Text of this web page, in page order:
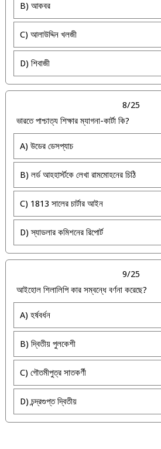
B) আকবর
C) আলাউদ্দিন খলজী
D) শিবাজী
8/25
ভারতে পাশ্চাত্য শিক্ষার ম্যাগনা-কার্টা কি?
A) উডের ডেসপ্যাচ
B) লর্ড আহহার্স্টকে লেখা রামমোহনের চিঠি
C) 1813 সালের চার্টার আইন
D) স্যাডলার কমিশনের রিপোর্ট
9/25
আইহোল শিলালিপি কার সম্বন্ধে বর্ণনা করেছে?
A) হর্ষবর্ধন
B) দ্বিতীয় পুলকেশী
C) গৌতমীপুত্র সাতকর্ণী
D) চন্দ্রগুপ্ত দ্বিতীয়